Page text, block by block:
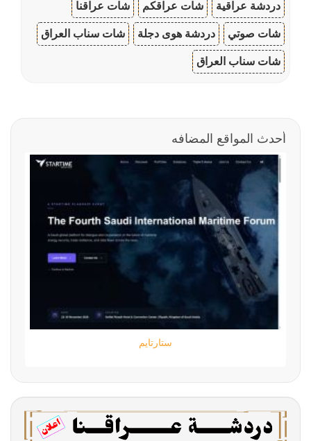
دردشة عراقية شات عراقكم شات عراقنا
شات صوتي دردشة هوى دجلة شات سناب العراق
شات سناب العراق
أحدث المواقع المضافه
ستارتايم